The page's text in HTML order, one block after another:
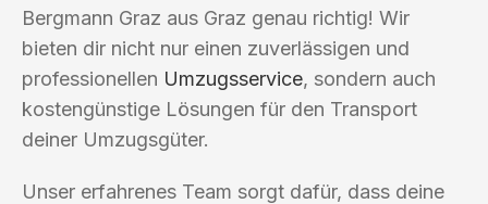
Bergmann Graz aus Graz genau richtig! Wir
bieten dir nicht nur einen zuverlässigen und
professionellen Umzugsservice, sondern auch
kostengünstige Lösungen für den Transport
deiner Umzugsgüter.
Unser erfahrenes Team sorgt dafür, dass deine